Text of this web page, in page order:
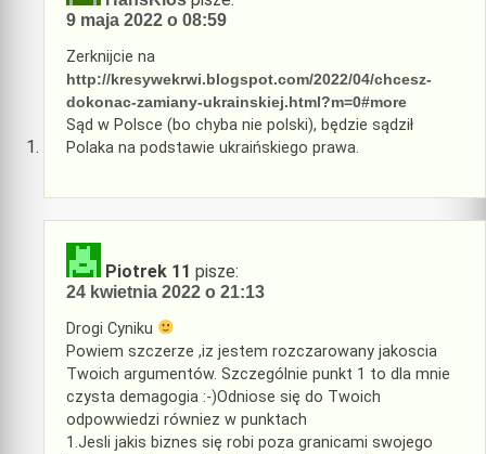
9 maja 2022 o 08:59
Zerknijcie na
http://kresywekrwi.blogspot.com/2022/04/chcesz-
dokonac-zamiany-ukrainskiej.html?m=0#more
Sąd w Polsce (bo chyba nie polski), będzie sądził
Polaka na podstawie ukraińskiego prawa.
Piotrek 11 pisze:
24 kwietnia 2022 o 21:13
Drogi Cyniku
Powiem szczerze ,iz jestem rozczarowany jakoscia
Twoich argumentów. Szczególnie punkt 1 to dla mnie
czysta demagogia :-)Odniose się do Twoich
odpowwiedzi równiez w punktach
1.Jesli jakis biznes się robi poza granicami swojego